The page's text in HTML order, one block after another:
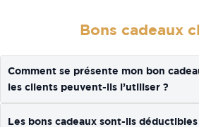
Bons cadeaux
Comment se présente mon bon
les clients peuvent-ils l’utiliser ?
Les bons cadeaux sont-ils déductibles